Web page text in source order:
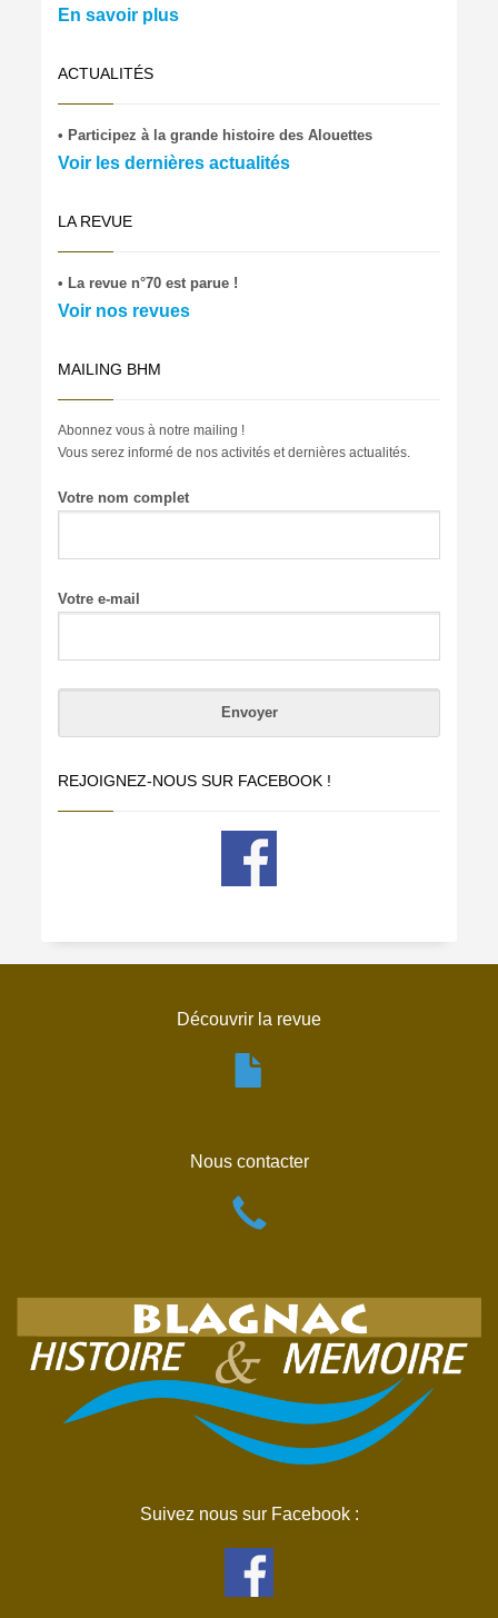
En savoir plus
ACTUALITÉS
• Participez à la grande histoire des Alouettes
Voir les dernières actualités
LA REVUE
• La revue n°70 est parue !
Voir nos revues
MAILING BHM
Abonnez vous à notre mailing !
Vous serez informé de nos activités et dernières actualités.
Votre nom complet
Votre e-mail
REJOIGNEZ-NOUS SUR FACEBOOK !
Découvrir la revue
Nous contacter
Suivez nous sur Facebook :